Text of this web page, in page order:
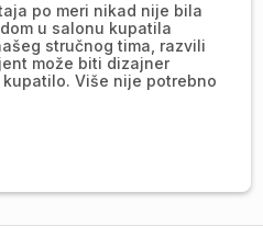
po meri nikad nije bila
u salonu kupatila
stručnog tima, razvili
može biti dizajner
Više nije potrebno